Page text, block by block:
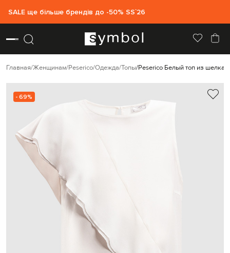
SALE ще більше брендів до -50% SS`26
Главная Женщинам Peserico Одежда Топы Peserico Белый топ из шелка
- 69%